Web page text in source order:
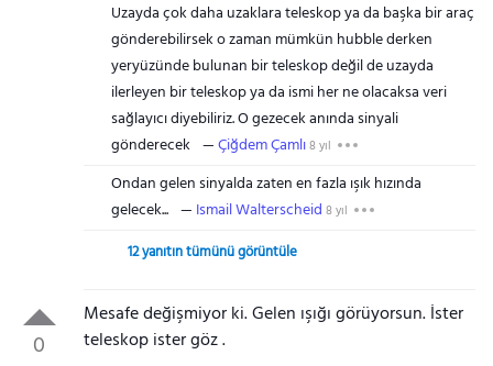
Uzayda çok daha uzaklara teleskop ya da başka bir araç
gönderebilirsek o zaman mümkün hubble derken
yeryüzünde bulunan bir teleskop değil de uzayda
ilerleyen bir teleskop ya da ismi her ne olacaksa veri
sağlayıcı diyebiliriz. O gezecek anında sinyali
gönderecek
Çiğdem Çamlı8 yıl
Ondan gelen sinyalda zaten en fazla ışık hızında
gelecek...
Ismail Walterscheid 8 yıl
12 yanıtın tümünü görüntüle
0
Mesafe değişmiyor ki. Gelen ışığı görüyorsun. İster
teleskop ister göz .